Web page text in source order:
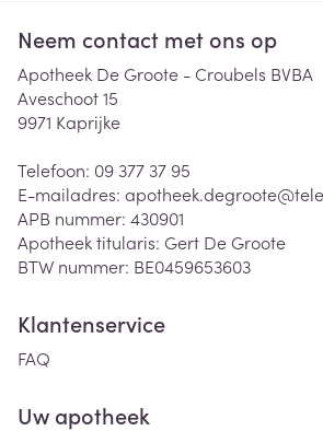
Neem contact met ons op
Apotheek De Groote - Croubels BVBA
Aveschoot 15
9971 Kaprijke
Telefoon: 09 377 37 95
E-mailadres: apotheek.degroote@
APB nummer: 430901
Apotheek titularis: Gert De Groote
BTW nummer: BE0459653603
Klantenservice
FAQ
Uw apotheek